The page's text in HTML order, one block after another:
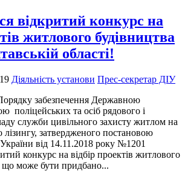
відкритий конкурс на
житлового будівництва
області!
Діяльність установи Прес-секретар ДІУ
забезпечення Державною
поліцейських та осіб рядового і
служби цивільного захисту житлом на
лізингу, затвердженого постановою
від 14.11.2018 року №1201
конкурс на відбір проектів житлового
що може бути придбано...